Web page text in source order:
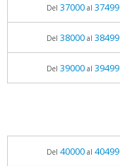
Del 37000al 37499
Del 38000al 38499
Del 39000al 39499
Del 40000al 40499